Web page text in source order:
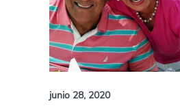
junio 28, 2020